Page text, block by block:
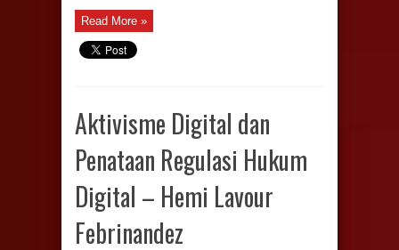
Read More »
Aktivisme Digital dan
Penataan Regulasi Hukum
Digital – Hemi Lavour
Febrinandez